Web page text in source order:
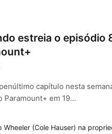
estreia o episódio
capítulo nesta
Paramount+ em 19…